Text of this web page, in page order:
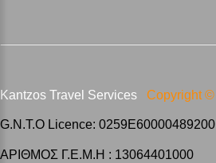
Kantzos Travel Services Copyright ©
G.N.T.O Licence: 0259E60000489200
ΑΡΙΘΜΟΣ Γ.Ε.Μ.Η : 13064401000